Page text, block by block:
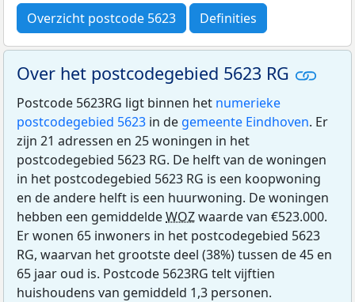
Overzicht postcode 5623 Definities
Over het postcodegebied 5623 RG
Postcode 5623RG ligt binnen het numerieke
postcodegebied 5623 in de gemeente Eindhoven. Er
zijn 21 adressen en 25 woningen in het
postcodegebied 5623 RG. De helft van de woningen
in het postcodegebied 5623 RG is een koopwoning
en de andere helft is een huurwoning. De woningen
hebben een gemiddeldeWOZwaarde van €523.000.
Er wonen 65 inwoners in het postcodegebied 5623
RG, waarvan het grootste deel (38%) tussen de 45 en
65 jaar oud is. Postcode 5623RG telt vijftien
huishoudens van gemiddeld 1,3 personen.